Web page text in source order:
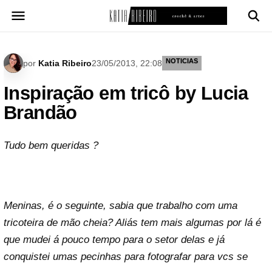
para
por Katia Ribeiro23/05/2013, 22:08 NOTICIAS
Inspiração em tricô by Lucia
Brandão
Tudo bem queridas ?
Meninas, é o seguinte, sabia que trabalho com uma
tricoteira de mão cheia? Aliás tem mais algumas por lá é
que mudei á pouco tempo para o setor delas e já
conquistei umas pecinhas para fotografar para vcs se